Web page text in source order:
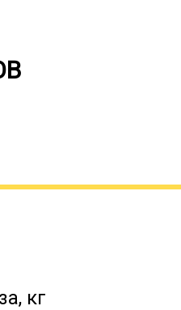
специфический
свои особенности,
кг